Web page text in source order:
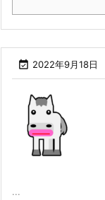
 2022年9月18日
...